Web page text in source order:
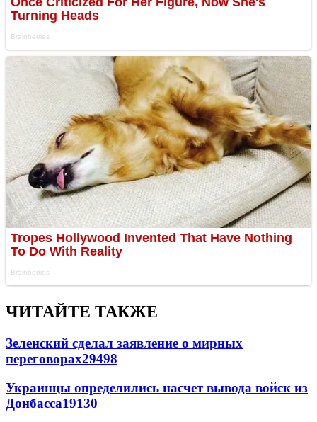
ЧИТАЙТЕ ТАКЖЕ
Зеленский сделал заявление о мирных
переговорах29498
Украинцы определились насчет вывода войск из
Донбасса19130